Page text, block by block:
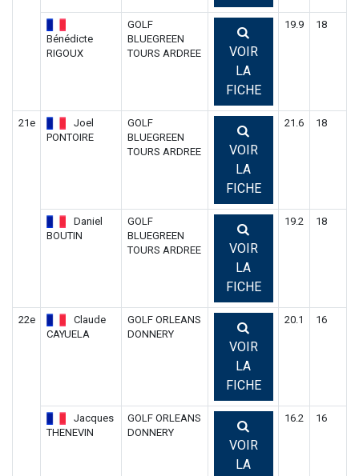
Bénédicte
RIGOUX
GOLF
BLUEGREEN
TOURS ARDREE
VOIR
LA
FICHE
19.9 18
21e
Joel
PONTOIRE
GOLF
BLUEGREEN
TOURS ARDREE
VOIR
LA
FICHE
21.6 18
Daniel
BOUTIN
GOLF
BLUEGREEN
TOURS ARDREE
VOIR
LA
FICHE
19.2 18
22e
Claude
CAYUELA
GOLF ORLEANS
DONNERY
VOIR
LA
FICHE
20.1 16
Jacques
THENEVIN
GOLF ORLEANS
DONNERY
VOIR
LA
16.2 16